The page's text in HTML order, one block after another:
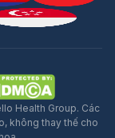
Health Group. Các
không thay thế cho